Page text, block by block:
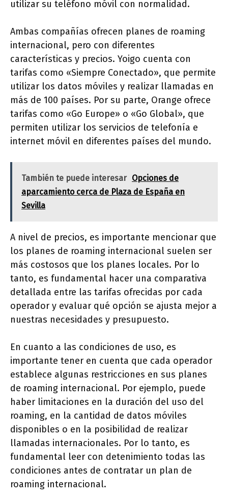
utilizar su teléfono móvil con normalidad.
Ambas compañías ofrecen planes de roaming
internacional, pero con diferentes
características y precios. Yoigo cuenta con
tarifas como «Siempre Conectado», que permite
utilizar los datos móviles y realizar llamadas en
más de 100 países. Por su parte, Orange ofrece
tarifas como «Go Europe» o «Go Global», que
permiten utilizar los servicios de telefonía e
internet móvil en diferentes países del mundo.
También te puede interesar Opciones de
aparcamiento cerca de Plaza de España en
Sevilla
A nivel de precios, es importante mencionar que
los planes de roaming internacional suelen ser
más costosos que los planes locales. Por lo
tanto, es fundamental hacer una comparativa
detallada entre las tarifas ofrecidas por cada
operador y evaluar qué opción se ajusta mejor a
nuestras necesidades y presupuesto.
En cuanto a las condiciones de uso, es
importante tener en cuenta que cada operador
establece algunas restricciones en sus planes
de roaming internacional. Por ejemplo, puede
haber limitaciones en la duración del uso del
roaming, en la cantidad de datos móviles
disponibles o en la posibilidad de realizar
llamadas internacionales. Por lo tanto, es
fundamental leer con detenimiento todas las
condiciones antes de contratar un plan de
roaming internacional.